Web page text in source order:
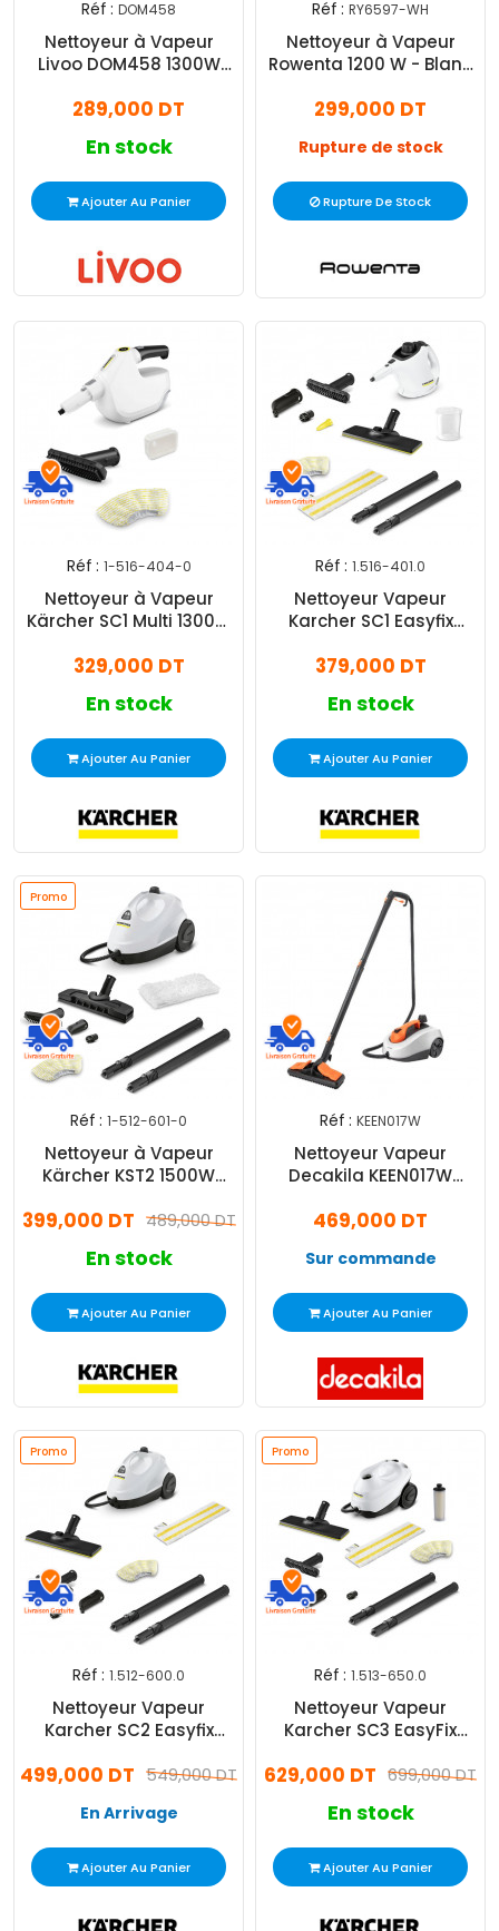
Réf : DOM458
Nettoyeur à Vapeur
Livoo DOM458 1300W
289,000 DT
En stock
Ajouter Au Panier
Réf : RY6597-WH
Nettoyeur à Vapeur
Rowenta 1200 W - Blanc
299,000 DT
Rupture de stock
Rupture De Stock
Réf : 1-516-404-0
Nettoyeur à Vapeur
Kärcher SC1 Multi 1300W
329,000 DT
En stock
Ajouter Au Panier
Réf : 1.516-401.0
Nettoyeur Vapeur
Karcher SC1 Easyfix
379,000 DT
En stock
Ajouter Au Panier
Promo
Réf : 1-512-601-0
Nettoyeur à Vapeur
Kärcher KST2 1500W
489,000 DT
399,000 DT
En stock
Ajouter Au Panier
Réf : KEEN017W
Nettoyeur Vapeur
Decakila KEEN017W
469,000 DT
Sur commande
Ajouter Au Panier
Promo
Réf : 1.512-600.0
Nettoyeur Vapeur
Karcher SC2 Easyfix
549,000 DT
499,000 DT
En Arrivage
Ajouter Au Panier
Promo
Réf : 1.513-650.0
Nettoyeur Vapeur
Karcher SC3 EasyFix
699,000 DT
629,000 DT
En stock
Ajouter Au Panier